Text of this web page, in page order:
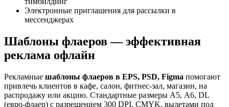
Электронные приглашения для рассылки в
мессенджерах
Шаблоны флаеров — эффективная
реклама офлайн
Рекламные шаблоны флаеров в EPS, PSD, Figma помогают
привлечь клиентов в кафе, салон, фитнес-зал, магазин, на
распродажу или акцию. Стандартные размеры А5, А6, DL
(евро-флаер) с разрешением 300 DPI, CMYK, вылетами под